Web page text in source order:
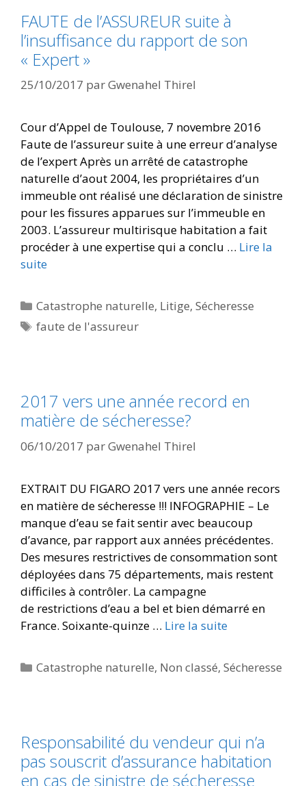
FAUTE de l’ASSUREUR suite à
l’insuffisance du rapport de son
« Expert »
25/10/2017 parGwenahel Thirel
Cour d’Appel de Toulouse, 7 novembre 2016
Faute de l’assureur suite à une erreur d’analyse
de l’expert Après un arrêté de catastrophe
naturelle d’aout 2004, les propriétaires d’un
immeuble ont réalisé une déclaration de sinistre
pour les fissures apparues sur l’immeuble en
2003. L’assureur multirisque habitation a fait
procéder à une expertise qui a conclu … Lire la
suite
Catastrophe naturelle, Litige,Sécheresse
faute de l'assureur
2017 vers une année record en
matière de sécheresse?
06/10/2017 parGwenahel Thirel
EXTRAIT DU FIGARO 2017 vers une année recors
en matière de sécheresse !!! INFOGRAPHIE – Le
manque d’eau se fait sentir avec beaucoup
d’avance, par rapport aux années précédentes.
Des mesures restrictives de consommation sont
déployées dans 75 départements, mais restent
difficiles à contrôler. La campagne
de restrictions d’eau a bel et bien démarré en
France. Soixante-quinze … Lire la suite
Catastrophe naturelle, Non classé,Sécheresse
Responsabilité du vendeur qui n’a
pas souscrit d’assurance habitation
en cas de sinistre de sécheresse